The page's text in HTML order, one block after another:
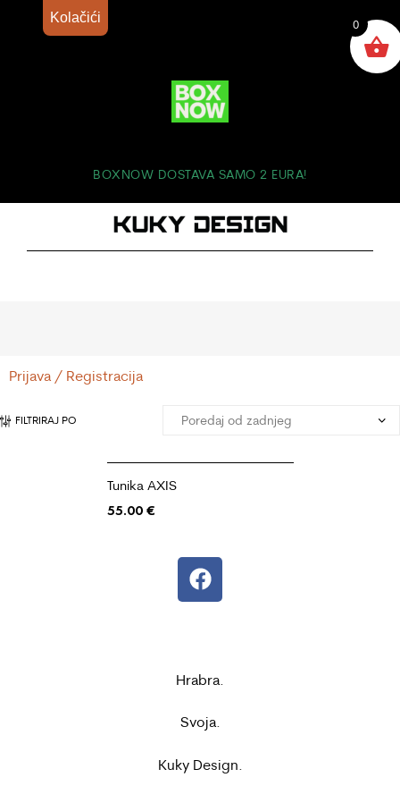
BOXNOW DOSTAVA SAMO 2 EURA!
Prijava / Registracija
FILTRIRAJ PO
Tunika AXIS
55.00 €
Hrabra.
Svoja.
Kuky Design.
0
Kolačići